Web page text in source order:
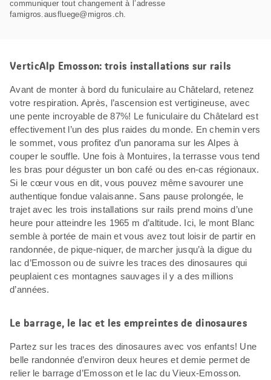
communiquer tout changement à l’adresse
famigros.ausfluege@migros.ch.
VerticAlp Emosson: trois installations sur rails
Avant de monter à bord du funiculaire au Châtelard, retenez
votre respiration. Après, l’ascension est vertigineuse, avec
une pente incroyable de 87%! Le funiculaire du Châtelard est
effectivement l’un des plus raides du monde. En chemin vers
le sommet, vous profitez d’un panorama sur les Alpes à
couper le souffle. Une fois à Montuires, la terrasse vous tend
les bras pour déguster un bon café ou des en-cas régionaux.
Si le cœur vous en dit, vous pouvez même savourer une
authentique fondue valaisanne. Sans pause prolongée, le
trajet avec les trois installations sur rails prend moins d’une
heure pour atteindre les 1965 m d’altitude. Ici, le mont Blanc
semble à portée de main et vous avez tout loisir de partir en
randonnée, de pique-niquer, de marcher jusqu’à la digue du
lac d’Emosson ou de suivre les traces des dinosaures qui
peuplaient ces montagnes sauvages il y a des millions
d’années.
Le barrage, le lac et les empreintes de dinosaures
Partez sur les traces des dinosaures avec vos enfants! Une
belle randonnée d’environ deux heures et demie permet de
relier le barrage d’Emosson et le lac du Vieux-Emosson.